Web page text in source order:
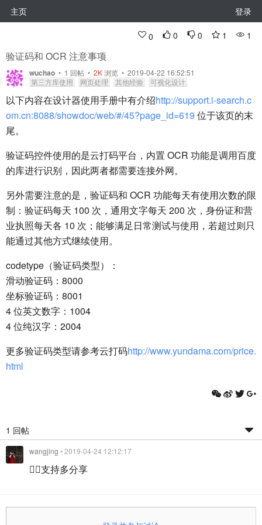
主页 登录
0 0 0 1 1
验证码和 OCR 注意事项
wuchao • 1 回帖 • 2K浏览 • 2019-04-22 16:52:51
第三方库使用
网页处理 其他经验 可视化设计
以下内容在设计器使用手册中有介绍http://support.i-search.c
om.cn:8088/showdoc/web/#/45?page_id=619 位于该页的末
尾。
验证码控件使用的是云打码平台，内置 OCR 功能是调用百度
的库进行识别，因此两者都需要连接外网。
另外需要注意的是，验证码和 OCR 功能每天有使用次数的限
制：验证码每天 100 次，通用文字每天 200 次，身份证和营
业执照每天各 10 次；能够满足日常测试与使用，若超过则只
能通过其他方式继续使用。
codetype（验证码类型）：
滑动验证码：8000
坐标验证码：8001
4 位英文数字：1004
4 位纯汉字：2004
更多验证码类型请参考云打码http://www.yundama.com/price.
html
1 回帖
wangjing • 2019-04-24 12:12:17
👍🏻支持多分享